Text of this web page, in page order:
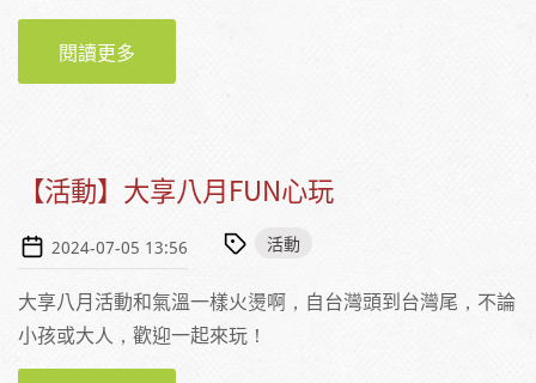
閱讀更多
@仁山植物園
【活動】大享八月FUN心玩
2024-07-05 13:56 活動
大享八月活動和氣溫一樣火燙啊，自台灣頭到台灣尾，不論
小孩或大人，歡迎一起來玩！